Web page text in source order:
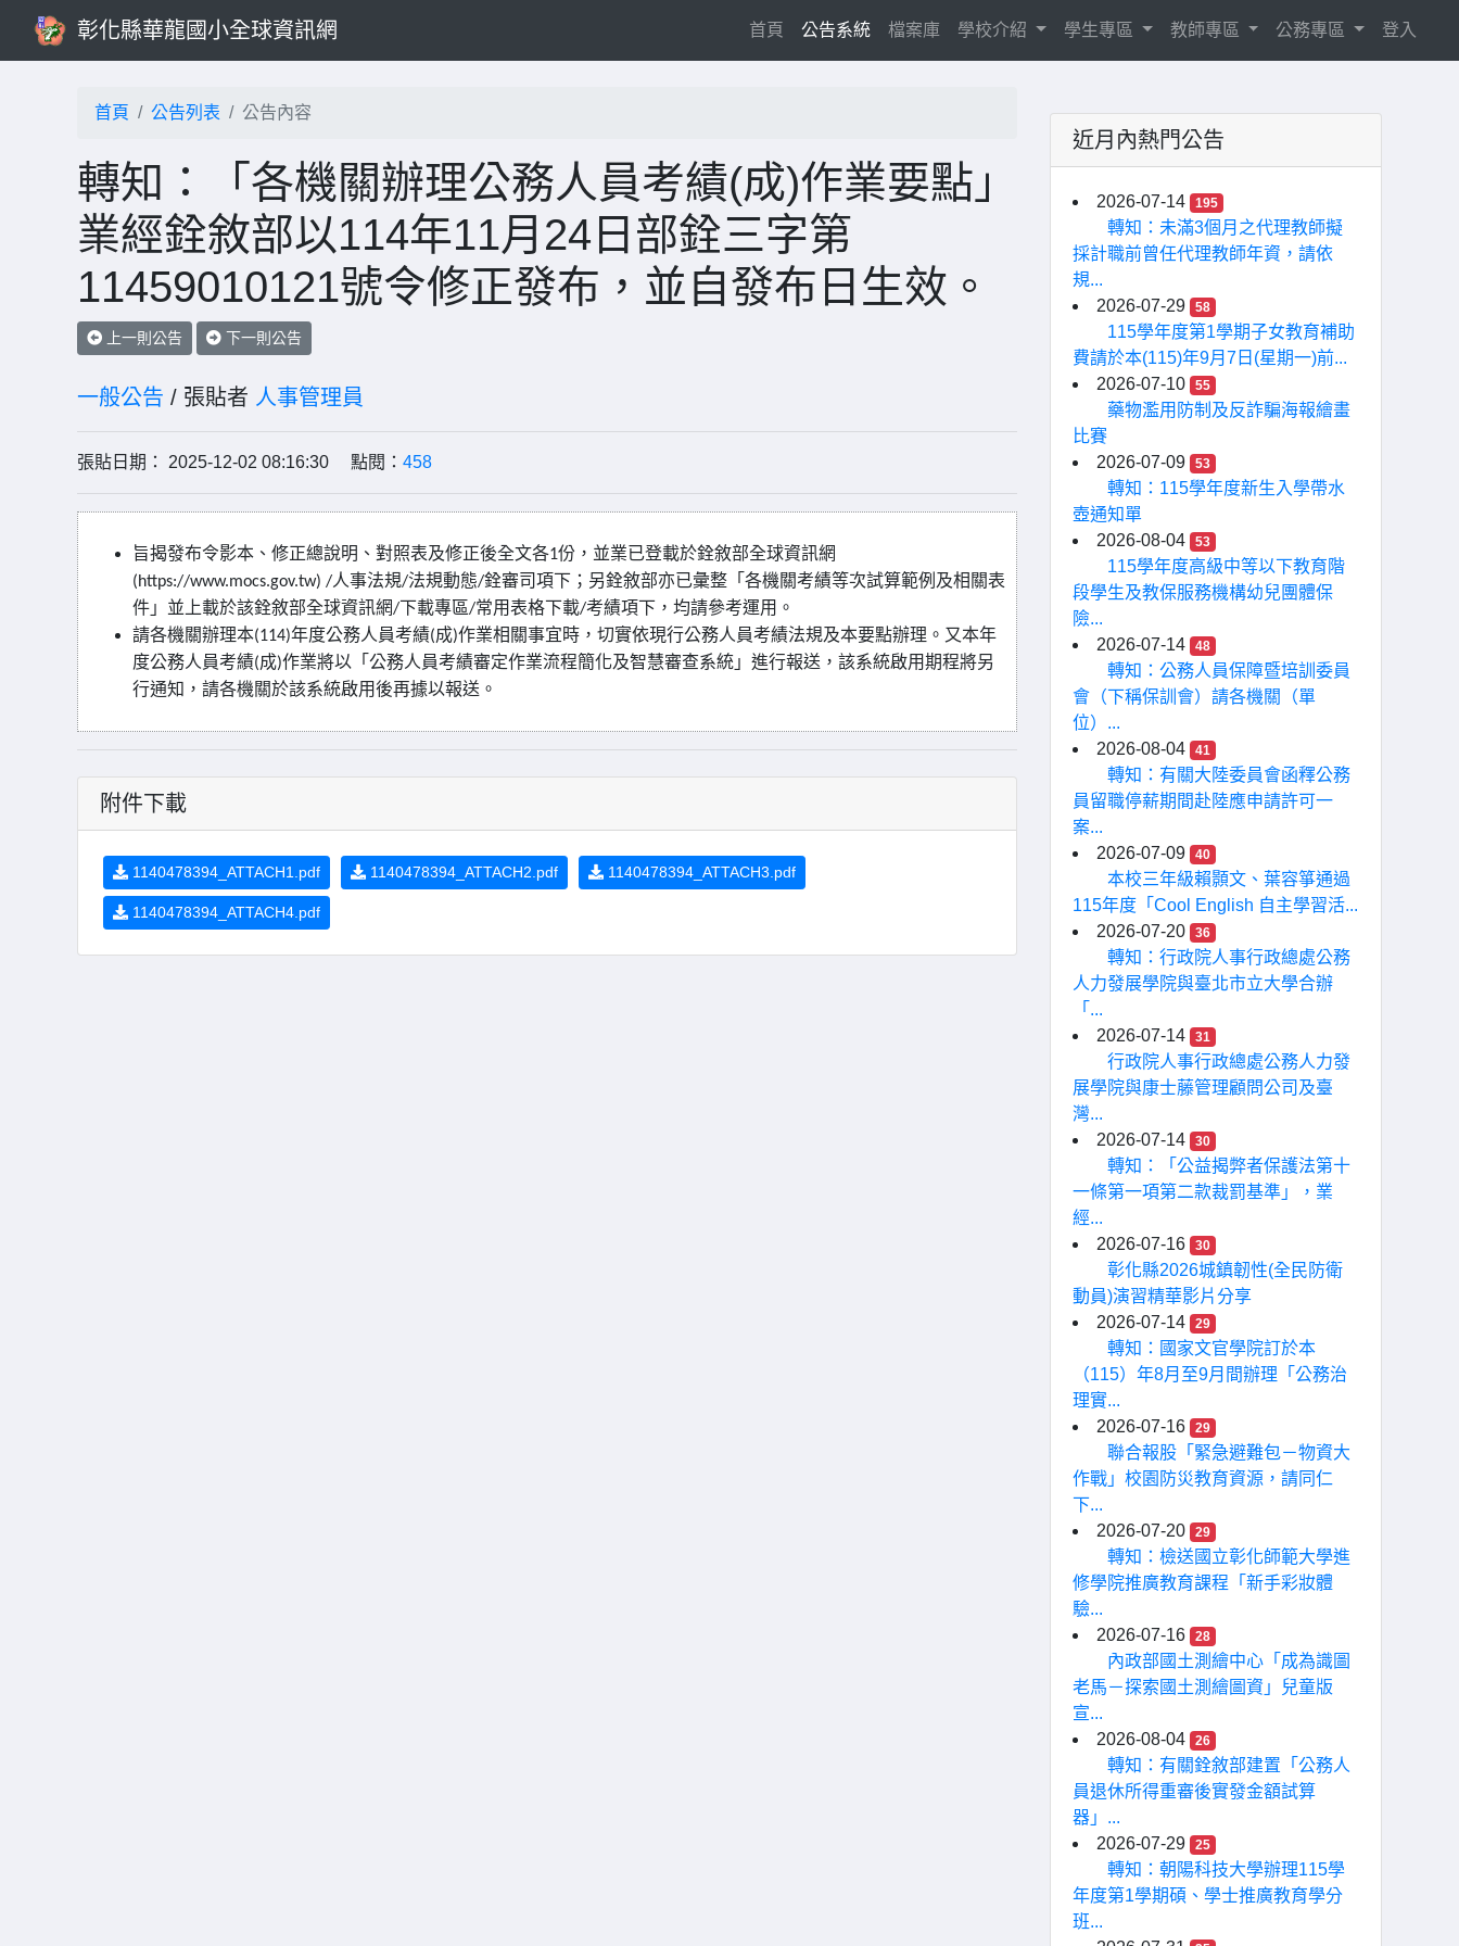
彰化縣華龍國小全球資訊網 首頁 (current)
公告系統 檔案庫 學校介紹 學生專區 教師專區 公務專區 登入
首頁 公告列表 公告內容
轉知：「各機關辦理公務人員考績(成)作業要點」
業經銓敘部以114年11月24日部銓三字第
11459010121號令修正發布，並自發布日生效。
上一則公告 下一則公告
一般公告 / 張貼者 人事管理員
張貼日期： 2025-12-02 08:16:30 點閱： 458
旨揭發布令影本、修正總說明、對照表及修正後全文各1份，並業已登載於銓敘部全球資訊網
(https://www.mocs.gov.tw) /人事法規/法規動態/銓審司項下；另銓敘部亦已彙整「各機關考績等次試算範例及相關表
件」並上載於該銓敘部全球資訊網/下載專區/常用表格下載/考績項下，均請參考運用。
請各機關辦理本(114)年度公務人員考績(成)作業相關事宜時，切實依現行公務人員考績法規及本要點辦理。又本年
度公務人員考績(成)作業將以「公務人員考績審定作業流程簡化及智慧審查系統」進行報送，該系統啟用期程將另
行通知，請各機關於該系統啟用後再據以報送。
附件下載
1140478394_ATTACH1.pdf 1140478394_ATTACH2.pdf 1140478394_ATTACH3.pdf
1140478394_ATTACH4.pdf
近月內熱門公告
2026-07-14 195
轉知：未滿3個月之代理教師擬
採計職前曾任代理教師年資，請依
規...
2026-07-29
58
115學年度第1學期子女教育補助
費請於本(115)年9月7日(星期一)前...
2026-07-10
55
藥物濫用防制及反詐騙海報繪畫
比賽
2026-07-09
53
轉知：115學年度新生入學帶水
壺通知單
2026-08-04
53
115學年度高級中等以下教育階
段學生及教保服務機構幼兒團體保
險...
2026-07-14
48
轉知：公務人員保障暨培訓委員
會（下稱保訓會）請各機關（單
位）...
2026-08-04
41
轉知：有關大陸委員會函釋公務
員留職停薪期間赴陸應申請許可一
案...
2026-07-09
40
本校三年級賴顥文、葉容箏通過
115年度「Cool English 自主學習活...
2026-07-20
36
轉知：行政院人事行政總處公務
人力發展學院與臺北市立大學合辦
「...
2026-07-14
31
行政院人事行政總處公務人力發
展學院與康士藤管理顧問公司及臺
灣...
2026-07-14
30
轉知：「公益揭弊者保護法第十
一條第一項第二款裁罰基準」，業
經...
2026-07-16
30
彰化縣2026城鎮韌性(全民防衛
動員)演習精華影片分享
2026-07-14
29
轉知：國家文官學院訂於本
（115）年8月至9月間辦理「公務治
理實...
2026-07-16
29
聯合報股「緊急避難包－物資大
作戰」校園防災教育資源，請同仁
下...
2026-07-20
29
轉知：檢送國立彰化師範大學進
修學院推廣教育課程「新手彩妝體
驗...
2026-07-16
28
內政部國土測繪中心「成為識圖
老馬－探索國土測繪圖資」兒童版
宣...
2026-08-04
26
轉知：有關銓敘部建置「公務人
員退休所得重審後實發金額試算
器」...
2026-07-29
25
轉知：朝陽科技大學辦理115學
年度第1學期碩、學士推廣教育學分
班...